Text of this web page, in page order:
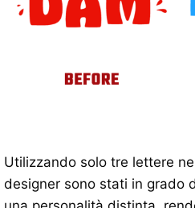
Utilizzando solo tre lettere
designer sono stati in grado